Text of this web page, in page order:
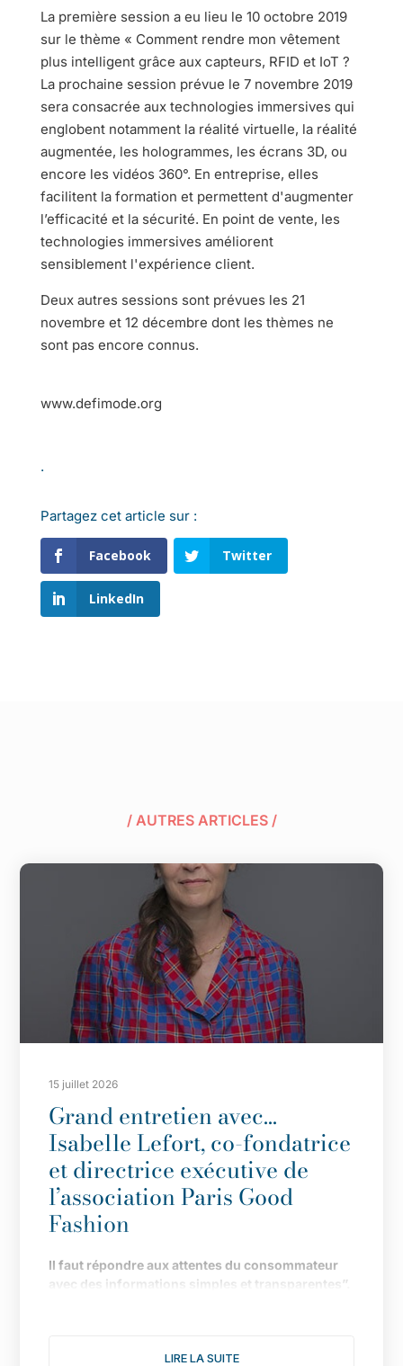
La première session a eu lieu le 10 octobre 2019
sur le thème « Comment rendre mon vêtement
plus intelligent grâce aux capteurs, RFID et IoT ?
La prochaine session prévue le 7 novembre 2019
sera consacrée aux technologies immersives qui
englobent notamment la réalité virtuelle, la réalité
augmentée, les hologrammes, les écrans 3D, ou
encore les vidéos 360°. En entreprise, elles
facilitent la formation et permettent d'augmenter
l’efficacité et la sécurité. En point de vente, les
technologies immersives améliorent
sensiblement l'expérience client.
Deux autres sessions sont prévues les 21
novembre et 12 décembre dont les thèmes ne
sont pas encore connus.
www.defimode.org
.
Partagez cet article sur :
Facebook Twitter
LinkedIn
/ AUTRES ARTICLES /
15 juillet 2026
Grand entretien avec…
Isabelle Lefort, co-fondatrice
et directrice exécutive de
l’association Paris Good
Fashion
Il faut répondre aux attentes du consommateur
avec des informations simples et transparentes”.
actions pour donner une nouvelle dimension à
LIRE LA SUITE